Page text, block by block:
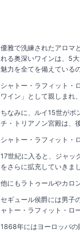
優雅で洗練されたアロマ
れる奥深いワインは、5
魅力を全てを備えている
シャトー・ラフィット・
ワイン」として親しまれ
ちなみに、ルイ15世がポ
チ・トリアノン宮殿は、
シャトー・ラフィット・
17世紀に入ると、ジャッ
をさらに拡充していきま
他にもラトゥールやカロ
セギュール侯爵には男子
ャトー・ラフィット・ロ
1868年にはヨーロッパ